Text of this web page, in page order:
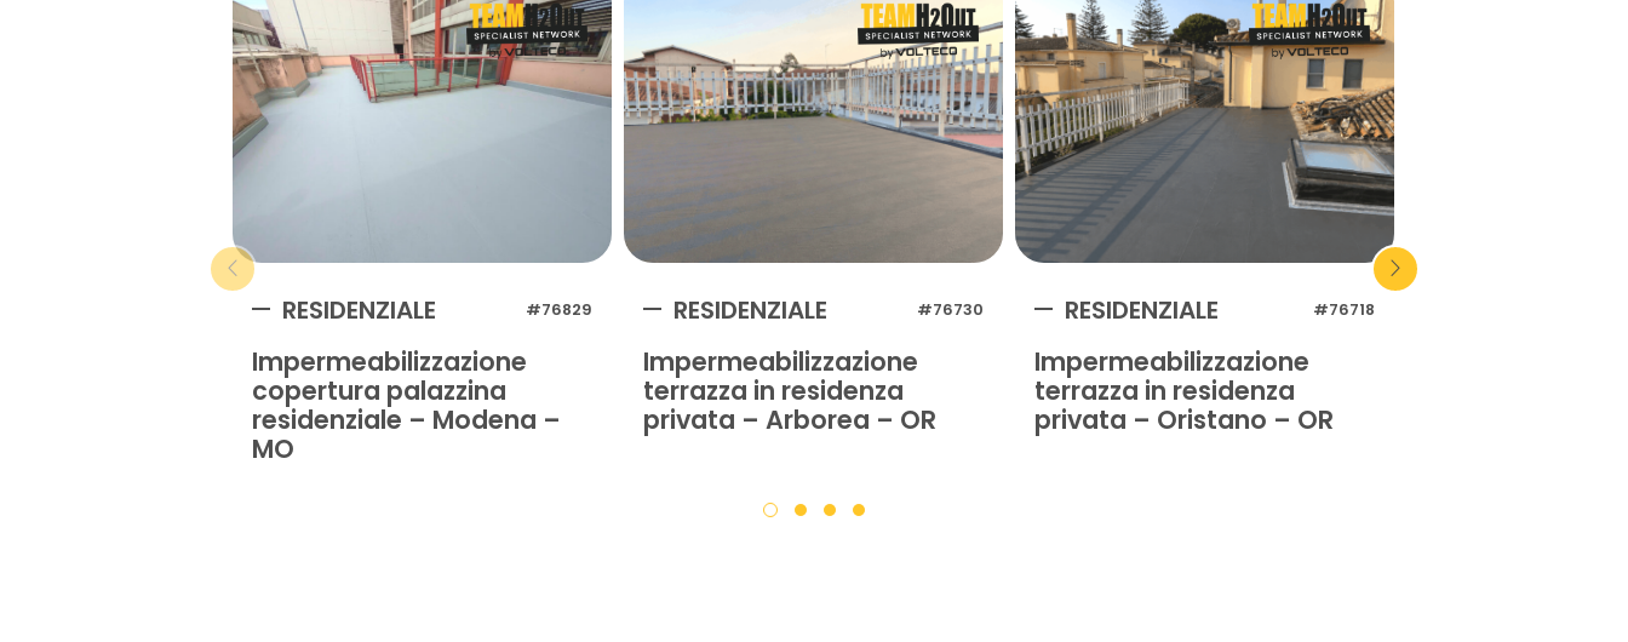
RESIDENZIALE #76829
Impermeabilizzazione
copertura palazzina
residenziale – Modena –
MO
RESIDENZIALE #76730
Impermeabilizzazione
terrazza in residenza
privata – Arborea – OR
RESIDENZIALE #76718
Impermeabilizzazione
terrazza in residenza
privata – Oristano – OR